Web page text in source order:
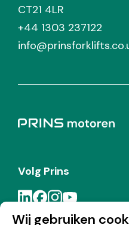
Wij gebruiken
CT21 4LR
+44 1303 237122
Volg Prins